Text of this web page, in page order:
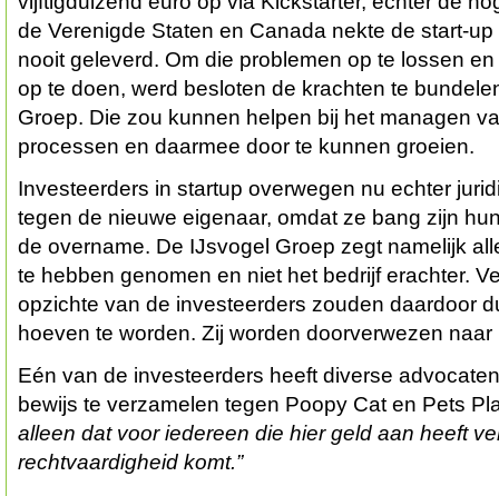
de Verenigde Staten en Canada nekte de start-
nooit geleverd. Om die problemen op te lossen
op te doen, werd besloten de krachten te
Groep. Die zou kunnen helpen bij het managen
processen en daarmee door te kunnen groeien.
Investeerders in startup overwegen nu echter
tegen de nieuwe eigenaar, omdat ze bang zijn
de overname. De IJsvogel Groep zegt namelijk
te hebben genomen en niet het bedrijf erachter.
opzichte van de investeerders zouden daardoor
hoeven te worden. Zij worden doorverwezen naar
Eén van de investeerders heeft diverse
bewijs te verzamelen tegen Poopy Cat en Pets
alleen dat voor iedereen die hier geld aan heeft
rechtvaardigheid komt.”